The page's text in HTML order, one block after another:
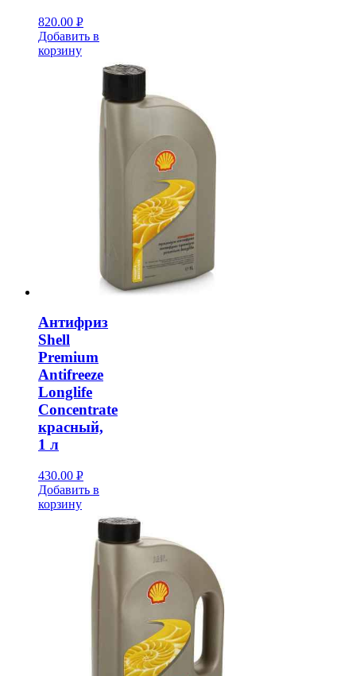
820.00 Р
УБ.
Добавить в
корзину
Антифриз
Shell
Premium
Antifreeze
Longlife
Concentrate
красный,
1 л
430.00 Р
УБ.
Добавить в
корзину